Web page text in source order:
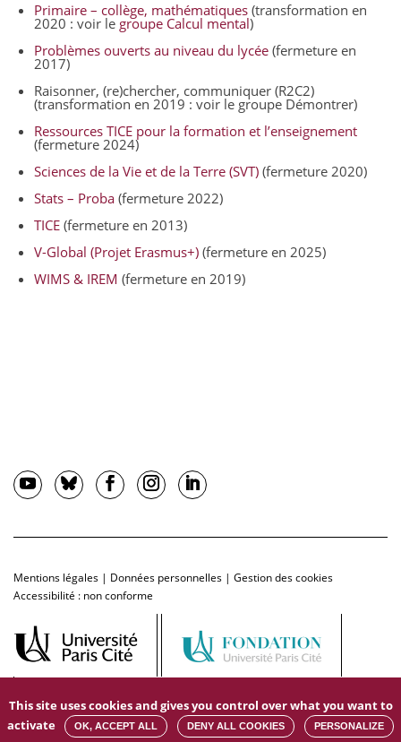
Primaire – collège, mathématiques(transformation en
2020 : voir le groupe Calcul mental)
Problèmes ouverts au niveau du lycée(fermeture en
2017)
Raisonner, (re)chercher, communiquer (R2C2)
(transformation en 2019 : voir le groupe Démontrer)
Ressources TICE pour la formation et l’enseignement
(fermeture 2024)
Sciences de la Vie et de la Terre (SVT)(fermeture 2020)
Stats – Proba(fermeture 2022)
TICE(fermeture en 2013)
V-Global (Projet Erasmus+)(fermeture en 2025)
WIMS & IREM (fermeture en 2019)
Mentions légales | Données personnelles | Gestion des cookies
Accessibilité : non conforme
This site uses cookies and gives you control over what you want to
activate
OK, ACCEPT ALL DENY ALL COOKIES PERSONALIZE